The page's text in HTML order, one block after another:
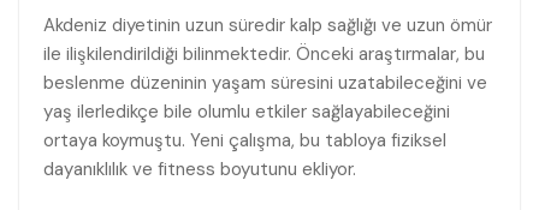
Akdeniz diyetinin uzun süredir kalp sağlığı ve uzun ömür
ile ilişkilendirildiği bilinmektedir. Önceki araştırmalar, bu
beslenme düzeninin yaşam süresini uzatabileceğini ve
yaş ilerledikçe bile olumlu etkiler sağlayabileceğini
ortaya koymuştu. Yeni çalışma, bu tabloya fiziksel
dayanıklılık ve fitness boyutunu ekliyor.